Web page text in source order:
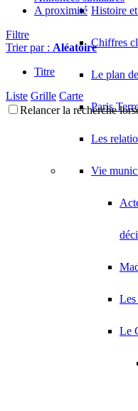
Histoire
Chiffres
Le plan
Paris
Les
Vie
Les
Le
A proximité
Filtre
Trier par : Aléatoire
Titre
Liste Grille Carte
Relancer la recherche